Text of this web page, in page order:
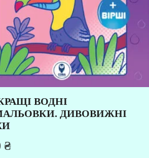
ВОДНІ
ДИВОВИЖНІ
₴